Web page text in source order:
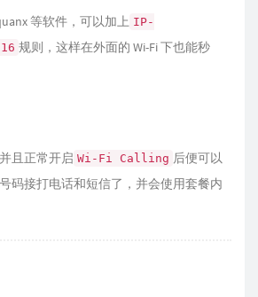
等软件，可以加上 IP-
规则，这样在外面的 Wi-Fi 下也能秒
且正常开启 Wi-Fi Calling 后便可以
码接打电话和短信了，并会使用套餐内